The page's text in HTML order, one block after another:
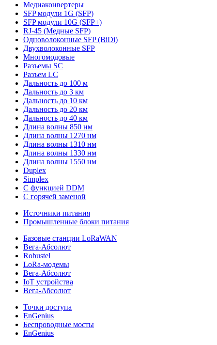
Медиаконвертеры
SFP модули 1G (SFP)
SFP модули 10G (SFP+)
RJ-45 (Медные SFP)
Одноволоконные SFP (BiDi)
Двухволоконные SFP
Многомодовые
Разъемы SC
Разъем LC
Дальность до 100 м
Дальность до 3 км
Дальность до 10 км
Дальность до 20 км
Дальность до 40 км
Длина волны 850 нм
Длина волны 1270 нм
Длина волны 1310 нм
Длина волны 1330 нм
Длина волны 1550 нм
Duplex
Simplex
С функцией DDM
С горячей заменой
Источники питания
Промышленные блоки питания
Базовые станции LoRaWAN
Вега-Абсолют
Robustel
LoRa-модемы
Вега-Абсолют
IoT устройства
Вега-Абсолют
Точки доступа
EnGenius
Беспроводные мосты
EnGenius